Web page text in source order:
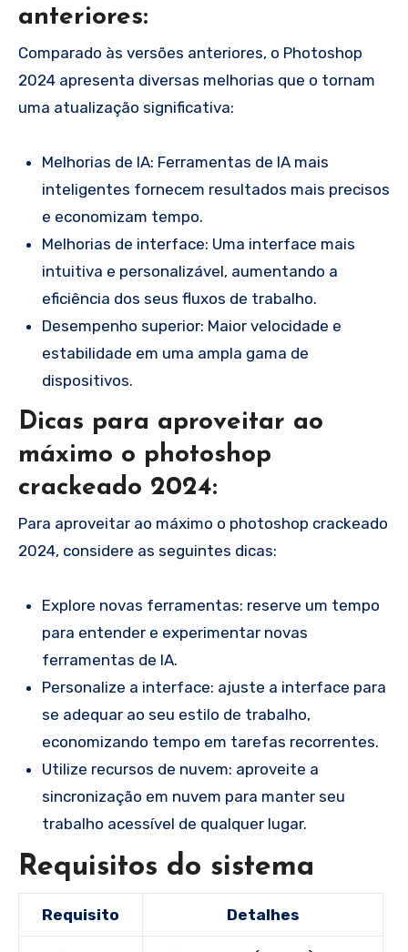
anteriores:
Comparado às versões anteriores, o Photoshop
2024 apresenta diversas melhorias que o tornam
uma atualização significativa:
Melhorias de IA: Ferramentas de IA mais
inteligentes fornecem resultados mais precisos
e economizam tempo.
Melhorias de interface: Uma interface mais
intuitiva e personalizável, aumentando a
eficiência dos seus fluxos de trabalho.
Desempenho superior: Maior velocidade e
estabilidade em uma ampla gama de
dispositivos.
Dicas para aproveitar ao
máximo o photoshop
crackeado 2024:
Para aproveitar ao máximo o photoshop crackeado
2024, considere as seguintes dicas:
Explore novas ferramentas: reserve um tempo
para entender e experimentar novas
ferramentas de IA.
Personalize a interface: ajuste a interface para
se adequar ao seu estilo de trabalho,
economizando tempo em tarefas recorrentes.
Utilize recursos de nuvem: aproveite a
sincronização em nuvem para manter seu
trabalho acessível de qualquer lugar.
Requisitos do sistema
Requisito Detalhes